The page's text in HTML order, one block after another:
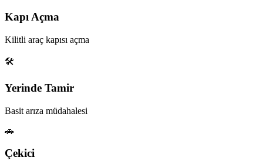
Kapı Açma
Kilitli araç kapısı açma
🛠️
Yerinde Tamir
Basit arıza müdahalesi
🚗
Çekici